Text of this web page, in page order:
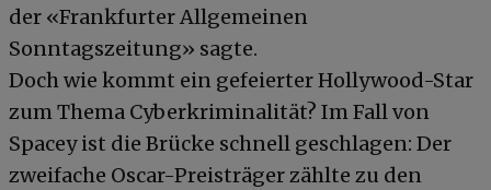
der «Frankfurter Allgemeinen
Sonntagszeitung» sagte.
Doch wie kommt ein gefeierter Hollywood-Star
zum Thema Cyberkriminalität? Im Fall von
Spacey ist die Brücke schnell geschlagen: Der
zweifache Oscar-Preisträger zählte zu den